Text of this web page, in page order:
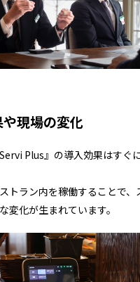
現場の変化
Plus』の導入効果はすぐ
トラン内を稼働することで、
変化が生まれています。